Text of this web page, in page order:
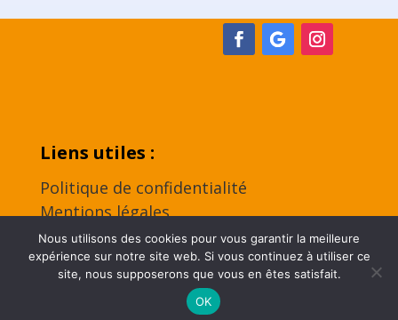
Liens utiles :
Politique de confidentialité
Mentions légales
Contact
2024 | Tous droits réservés | Réalisation by
Nous utilisons des cookies pour vous garantir la meilleure
expérience sur notre site web. Si vous continuez à utiliser ce
site, nous supposerons que vous en êtes satisfait.
OK